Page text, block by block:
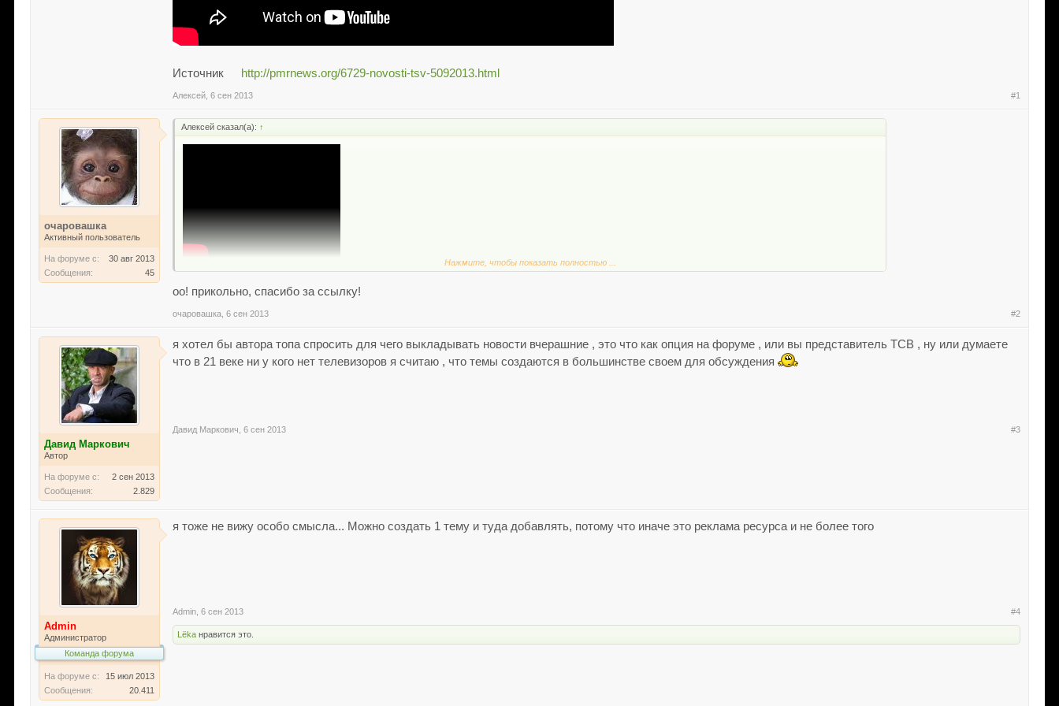
Источник http://pmrnews.org/6729-novosti-tsv-5092013.html
Алексей 6 сен 2013 #1
очаровашка
Активный пользователь
На форуме с:
30 авг 2013
Сообщения:
45
Алексей сказал(а): ↑
Источник http://pmrnews.org/6729-novosti-tsv-5092013.html
Нажмите, чтобы показать полностью ...
оо! прикольно, спасибо за ссылку!
очаровашка 6 сен 2013 #2
Давид Маркович
Автор
На форуме с:
2 сен 2013
Сообщения:
2.829
я хотел бы автора топа спросить для чего выкладывать новости вчерашние , это что как опция на форуме , или вы представитель ТСВ , ну или думаете
что в 21 веке ни у кого нет телевизоров я считаю , что темы создаются в большинстве своем для обсуждения
Давид Маркович 6 сен 2013 #3
Admin
Администратор
Команда форума
На форуме с:
15 июл 2013
Сообщения:
20.411
я тоже не вижу особо смысла... Можно создать 1 тему и туда добавлять, потому что иначе это реклама ресурса и не более того
Admin 6 сен 2013 #4
Lёka нравится это.